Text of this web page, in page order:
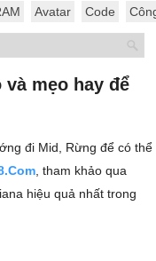
Avatar Code
và mẹo hay để
đi Mid, Rừng để có thể
, tham khảo qua
hiệu quả nhất trong